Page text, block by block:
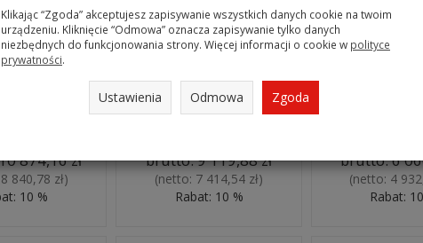
3-fazowy
HD:45A
874,16 zł
8 840,78 zł)
10 %
Falownik 3-fazowy
30kW; 400V - 3AC;
CFW500 F 77P0 T4
DB20C3H...
brutto:9 119,88 zł
(netto: 7 414,54 zł)
Rabat: 10 %
Falownik 3-
ND:58,5A;
CFW500 E
brutto:6
(netto: 4
Rabat:
Klikając “Zgoda” akceptujesz zapisywanie wszystkich danych cookie na twoim
urządzeniu. Kliknięcie “Odmowa” oznacza zapisywanie tylko danych
niezbędnych do funkcjonowania strony. Więcej informacji o cookie w polityce
prywatności.
Ustawienia Odmowa Zgoda